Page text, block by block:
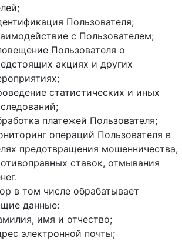
Пользователя;
с Пользователем;
Пользователя о
акциях и других
статистических и иных
платежей Пользователя;
операций Пользователя в
предотвращения мошенничества,
ставок, отмывания
в том числе обрабатывает
данные:
имя и отчество;
электронной почты;